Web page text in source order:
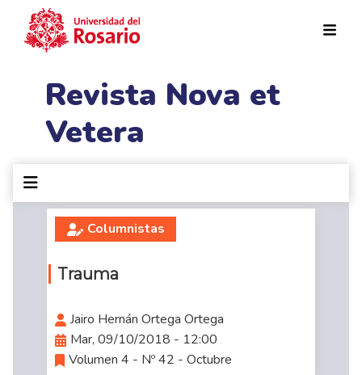
Revista Nova et
Vetera
Columnistas
Trauma
Jairo Hernán Ortega Ortega
Mar, 09/10/2018 - 12:00
Volumen 4 - Nº 42 - Octubre